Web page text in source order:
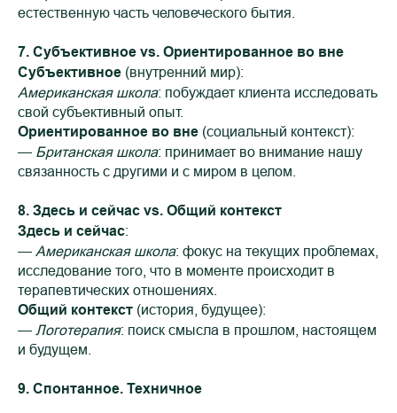
естественную часть человеческого бытия.
7. Субъективное vs. Ориентированное во вне
Субъективное (внутренний мир):
Американская школа: побуждает клиента исследовать
свой субъективный опыт.
Ориентированное во вне (социальный контекст):
— Британская школа: принимает во внимание нашу
связанность с другими и с миром в целом.
8. Здесь и сейчас vs. Общий контекст
Здесь и сейчас:
— Американская школа: фокус на текущих проблемах,
исследование того, что в моменте происходит в
терапевтических отношениях.
Общий контекст (история, будущее):
— Логотерапия: поиск смысла в прошлом, настоящем
и будущем.
9. Спонтанное. Техничное